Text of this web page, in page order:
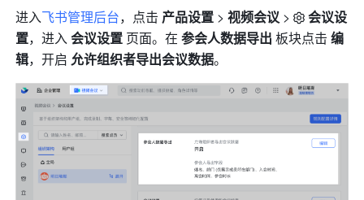
进入飞书管理后台，点击 产品设置 > 视频会议 >
会议设
置，进入 会议设置 页面。在 参会人数据导出 板块点击 编
辑，开启 允许组织者导出会议数据。